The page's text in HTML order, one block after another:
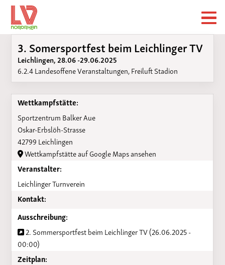
3. Somersportfest beim Leichlinger TV
Leichlingen, 28.06 -29.06.2025
6.2.4 Landesoffene Veranstaltungen, Freiluft Stadion
Wettkampfstätte:
Sportzentrum Balker Aue
Oskar-Erbslöh-Strasse
42799 Leichlingen
Wettkampfstätte auf Google Maps ansehen
Veranstalter:
Leichlinger Turnverein
Kontakt:
Ausschreibung:
2. Sommersportfest beim Leichlinger TV (26.06.2025 -
00:00)
Zeitplan: